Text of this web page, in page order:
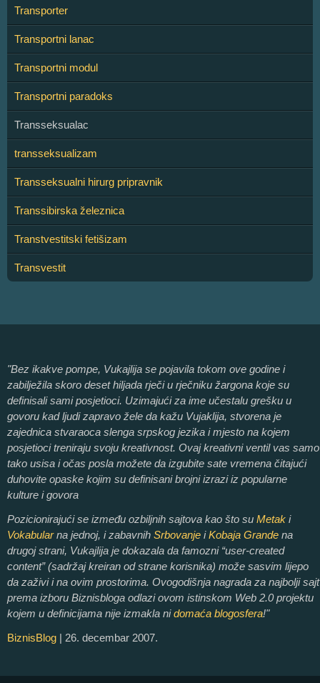
Transporter
Transportni lanac
Transportni modul
Transportni paradoks
Transseksualac
transseksualizam
Transseksualni hirurg pripravnik
Transsibirska železnica
Transtvestitski fetišizam
Transvestit
"Bez ikakve pompe, Vukajlija se pojavila tokom ove godine i
zabilježila skoro deset hiljada rječi u rječniku žargona koje su
definisali sami posjetioci. Uzimajući za ime učestalu grešku u
govoru kad ljudi zapravo žele da kažu Vujaklija, stvorena je
zajednica stvaraoca slenga srpskog jezika i mjesto na kojem
posjetioci treniraju svoju kreativnost. Ovaj kreativni ventil vas samo
tako usisa i očas posla možete da izgubite sate vremena čitajući
duhovite opaske kojim su definisani brojni izrazi iz popularne
kulture i govora
Pozicionirajući se između ozbiljnih sajtova kao što su Metak i
Vokabularna jednoj, i zabavnih Srbovanje iKobaja Grande na
drugoj strani, Vukajlija je dokazala da famozni “user-created
content” (sadržaj kreiran od strane korisnika) može sasvim lijepo
da zaživi i na ovim prostorima. Ovogodišnja nagrada za najbolji sajt
prema izboru Biznisbloga odlazi ovom istinskom Web 2.0 projektu
kojem u definicijama nije izmakla nidomaća blogosfera!"
BiznisBlog | 26. decembar 2007.